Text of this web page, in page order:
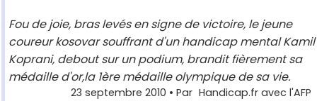
Fou de joie, bras levés en signe de victoire, le jeune
coureur kosovar souffrant d'un handicap mental Kamil
Koprani, debout sur un podium, brandit fièrement sa
médaille d'or,la 1ère médaille olympique de sa vie.
23 septembre 2010 • Par Handicap.fr avec l'AFP